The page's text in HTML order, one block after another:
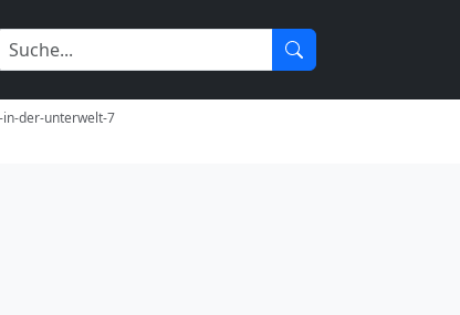
der-unterwelt-7